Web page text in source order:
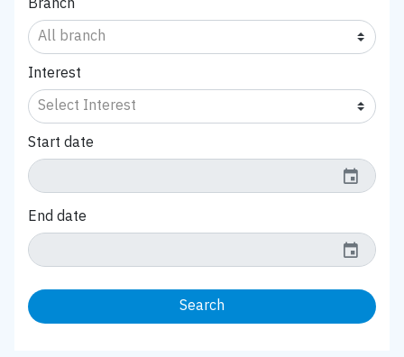
Interest
Start date
event
End date
event
Search